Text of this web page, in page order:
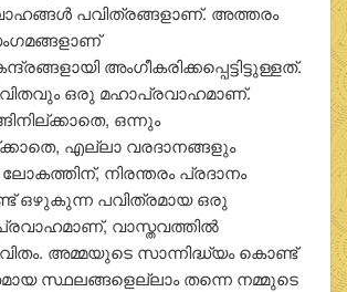
പവിത്രങ്ങളാണ്. അത്തരം
അംഗീകരിക്കപ്പെട്ടിട്ടുള്ളത്.
ഒരു മഹാപ്രവാഹമാണ്.
ഒന്നും
എല്ലാ വരദാനങ്ങളും
നിരന്തരം പ്രദാനം
ഒഴുകുന്ന പവിത്രമായ ഒരു
വാസ്തവത്തില്‍
അമ്മയുടെ സാന്നിദ്ധ്യം കൊണ്ട്
സ്ഥലങ്ങളെല്ലാം തന്നെ നമ്മുടെ